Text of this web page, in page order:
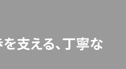
支える、丁寧な